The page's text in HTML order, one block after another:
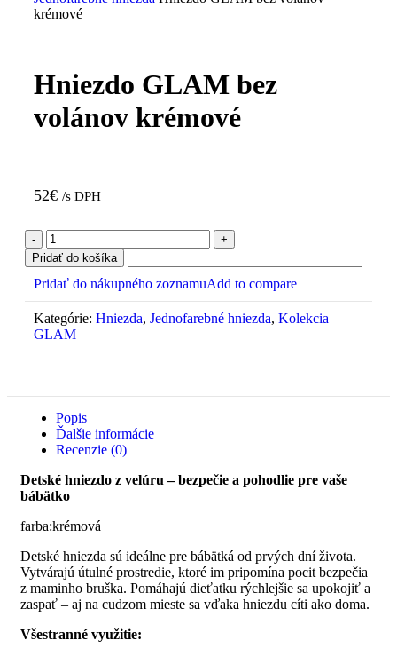
krémové
Hniezdo GLAM bez
volánov krémové
52€ /s DPH
Pridať do košíka
Pridať do nákupného zoznamuAdd to compare
Kategórie: Hniezda, Jednofarebné hniezda, Kolekcia
GLAM
Popis
Ďalšie informácie
Recenzie (0)
Detské hniezdo z velúru – bezpečie a pohodlie pre vaše
bábätko
farba:krémová
Detské hniezda sú ideálne pre bábätká od prvých dní života.
Vytvárajú útulné prostredie, ktoré im pripomína pocit bezpečia
z maminho bruška. Pomáhajú dieťatku rýchlejšie sa upokojiť a
zaspať – aj na cudzom mieste sa vďaka hniezdu cíti ako doma.
Všestranné využitie: